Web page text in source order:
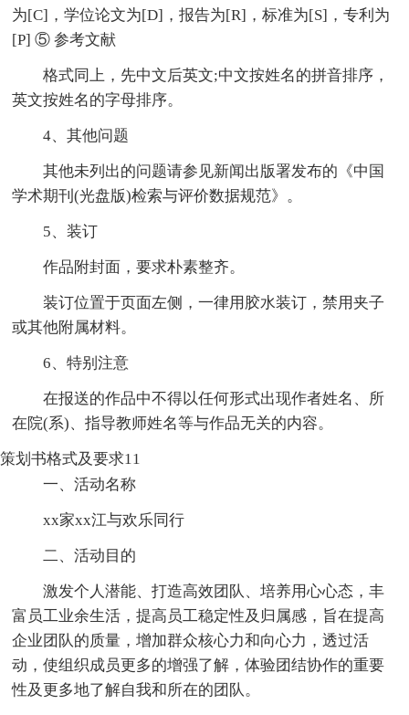
为[C]，学位论文为[D]，报告为[R]，标准为[S]，专利为
[P] ⑤ 参考文献
格式同上，先中文后英文;中文按姓名的拼音排序，
英文按姓名的字母排序。
4、其他问题
其他未列出的问题请参见新闻出版署发布的《中国
学术期刊(光盘版)检索与评价数据规范》。
5、装订
作品附封面，要求朴素整齐。
装订位置于页面左侧，一律用胶水装订，禁用夹子
或其他附属材料。
6、特别注意
在报送的作品中不得以任何形式出现作者姓名、所
在院(系)、指导教师姓名等与作品无关的内容。
策划书格式及要求11
一、活动名称
xx家xx江与欢乐同行
二、活动目的
激发个人潜能、打造高效团队、培养用心心态，丰
富员工业余生活，提高员工稳定性及归属感，旨在提高
企业团队的质量，增加群众核心力和向心力，透过活
动，使组织成员更多的增强了解，体验团结协作的重要
性及更多地了解自我和所在的团队。